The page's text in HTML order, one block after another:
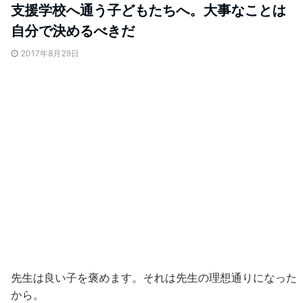
支援学校へ通う子どもたちへ。大事なことは
自分で決めるべきだ
2017年8月29日
先生は良い子を褒めます。それは先生の理想通りになった
から。